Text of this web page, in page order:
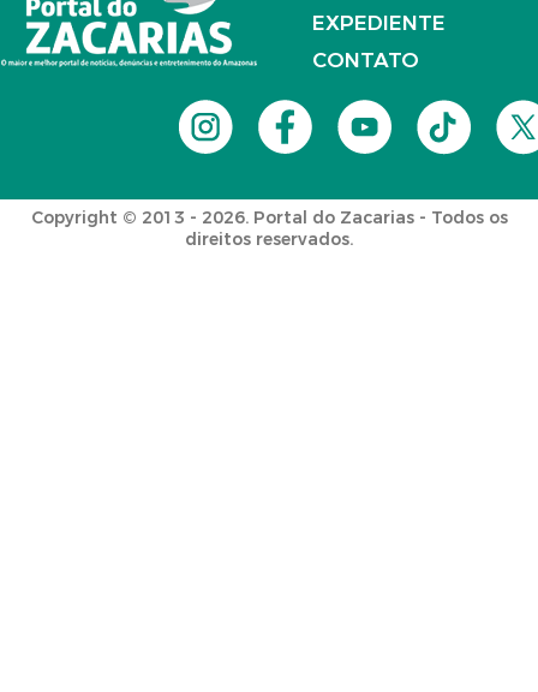
EXPEDIENTE
CONTATO
Copyright © 2013 - 2026. Portal do Zacarias - Todos os
direitos reservados.